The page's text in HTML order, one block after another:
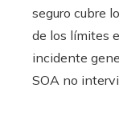
seguro cubre
de los límites
incidente
SOA no